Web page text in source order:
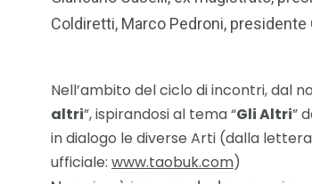
Coldiretti, Marco Pedroni,
Nell’ambito del ciclo di incontri, dal
altri”, ispirandosi al tema “Gli Altri”
in dialogo le diverse Arti (dalla
ufficiale: www.taobuk.com)